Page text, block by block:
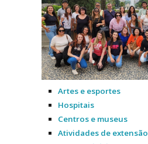
Artes e esportes
Hospitais
Centros e museus
Atividades de extensão